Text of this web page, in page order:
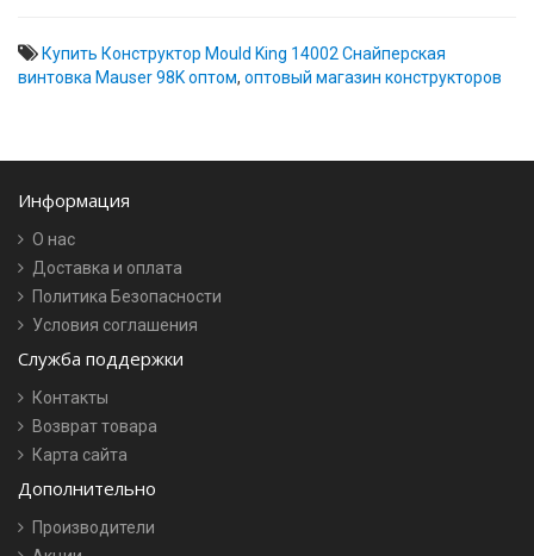
Купить Конструктор Mould King 14002 Снайперская
винтовка Mauser 98K оптом, оптовый магазин конструкторов
Информация
О нас
Доставка и оплата
Политика Безопасности
Условия соглашения
Служба поддержки
Контакты
Возврат товара
Карта сайта
Дополнительно
Производители